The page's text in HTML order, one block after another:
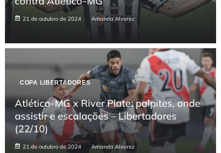
21 de outubro de 2024 Amanda Alvarez
COPA LIBERTADORES
Atlético-MG x River Plate: palpites, onde
assistir e escalações – Libertadores
(22/10)
21 de outubro de 2024 Amanda Alvarez